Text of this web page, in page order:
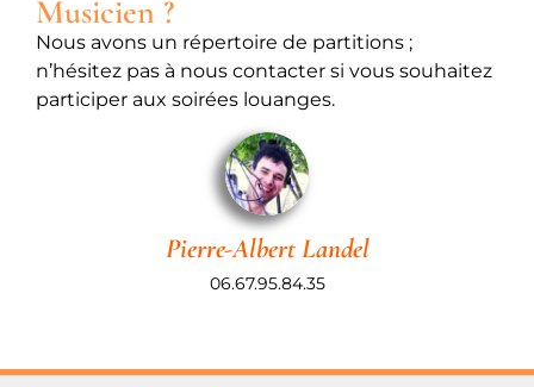
Musicien ?
Nous avons un répertoire de partitions ;
n’hésitez pas à nous contacter si vous souhaitez
participer aux soirées louanges.
Pierre-Albert Landel
06.67.95.84.35